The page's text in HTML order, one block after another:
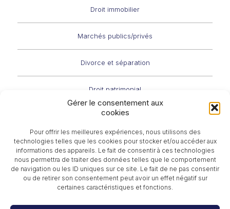
Gérer le consentement aux
cookies
Pour offrir les meilleures expériences, nous utilisons des
technologies telles que les cookies pour stocker et/ou accéder aux
informations des appareils. Le fait de consentir à ces technologies
nous permettra de traiter des données telles que le comportement
de navigation ou les ID uniques sur ce site. Le fait de ne pas consentir
ou de retirer son consentement peut avoir un effet négatif sur
certaines caractéristiques et fonctions.
Droit immobilier
Marchés publics/privés
Divorce et séparation
Droit patrimonial
Problématiques intéressant les enfants
Filiation/état des personnes
Droit civil